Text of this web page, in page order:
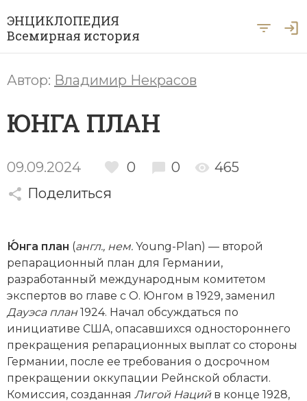
ЭНЦИКЛОПЕДИЯ
Всемирная история
Азия
Археология
Африка
Византия
Военная история
Генеалогия, геральдика
Государство и право
Периоды
История Древнего мира
История Средних веков
Новая история
Новейшая история
У Ф Х Ц Ч Ш Щ Ы Э
Ю Я
Вход для экспертов
Автор: Владимир Некрасов
ЮНГА ПЛАН
09.09.2024 0 0
465
Поделиться
Ю́нга план (англ., нем. Young-Plan) — второй
репарационный план для Германии,
разработанный международным комитетом
экспертов во главе с О. Юнгом в 1929, заменил
Дауэса план 1924. Начал обсуждаться по
инициативе США, опасавшихся одностороннего
прекращения репарационных выплат со стороны
Германии, после ее требования о досрочном
прекращении оккупации Рейнской области.
Комиссия, созданная Лигой Нацийв конце 1928,